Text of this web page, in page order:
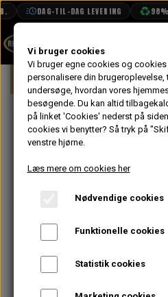
DAG-TIL-DAG LEVERING 98%
BOOK TID
PROJEKTER
TEKNISK DATA
VANDPOLERING
Forside Mini
På lager
lager. 1-2
Vi bruger cookies
Vi bruger egne cookies og
personalisere din
undersøge, hvordan vores
besøgende. Du kan altid
på linket 'Cookies' nederst på
cookies vi benytter? Så tryk på
venstre hjørne.
Læs mere om cookies her
Nødvendige cookies
Funktionelle cookies
Statistik cookies